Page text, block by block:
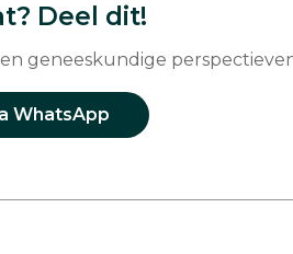
Deel dit!
geneeskundige
WhatsApp